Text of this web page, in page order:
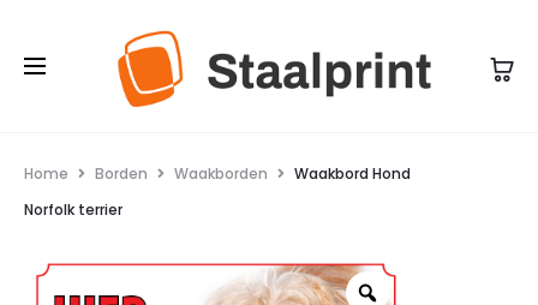
Home Borden Waakborden
Waakbord Hond
Norfolk terrier